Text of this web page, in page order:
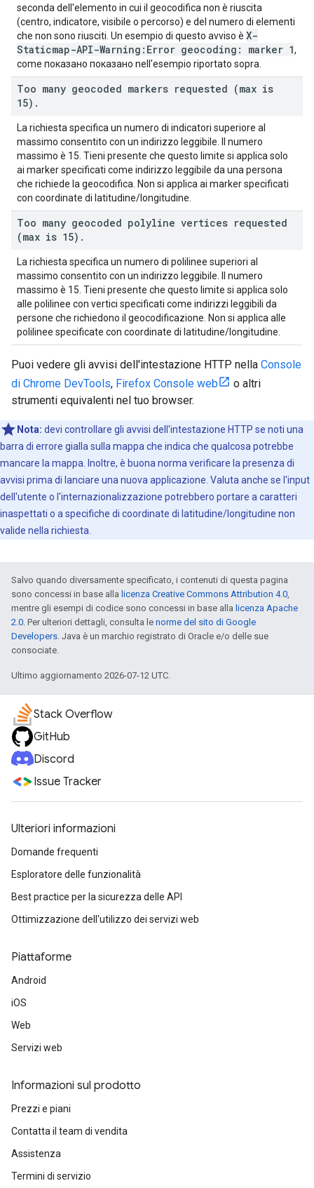
seconda dell'elemento in cui il geocodifica non è riuscita
(centro, indicatore, visibile o percorso) e del numero di elementi
che non sono riusciti. Un esempio di questo avviso è X-
Staticmap-API-Warning:Error geocoding: marker 1,
come показано показано nell'esempio riportato sopra.
Too many geocoded markers requested (max is
15) .
La richiesta specifica un numero di indicatori superiore al
massimo consentito con un indirizzo leggibile. Il numero
massimo è 15. Tieni presente che questo limite si applica solo
ai marker specificati come indirizzo leggibile da una persona
che richiede la geocodifica. Non si applica ai marker specificati
con coordinate di latitudine/longitudine.
Too many geocoded polyline vertices requested
(max is 15) .
La richiesta specifica un numero di polilinee superiori al
massimo consentito con un indirizzo leggibile. Il numero
massimo è 15. Tieni presente che questo limite si applica solo
alle polilinee con vertici specificati come indirizzi leggibili da
persone che richiedono il geocodificazione. Non si applica alle
polilinee specificate con coordinate di latitudine/longitudine.
Puoi vedere gli avvisi dell'intestazione HTTP nella Console
di Chrome DevTools, Firefox Console web
o altri
strumenti equivalenti nel tuo browser.
Nota: devi controllare gli avvisi dell'intestazione HTTP se noti una
barra di errore gialla sulla mappa che indica che qualcosa potrebbe
mancare la mappa. Inoltre, è buona norma verificare la presenza di
avvisi prima di lanciare una nuova applicazione. Valuta anche se l'input
dell'utente o l'internazionalizzazione potrebbero portare a caratteri
inaspettati o a specifiche di coordinate di latitudine/longitudine non
valide nella richiesta.
Salvo quando diversamente specificato, i contenuti di questa pagina
sono concessi in base alla licenza Creative Commons Attribution 4.0,
mentre gli esempi di codice sono concessi in base alla licenza Apache
2.0. Per ulteriori dettagli, consulta le norme del sito di Google
Developers. Java è un marchio registrato di Oracle e/o delle sue
consociate.
Ultimo aggiornamento 2026-07-12 UTC.
Stack Overflow
GitHub
Discord
Issue Tracker
Ulteriori informazioni
Domande frequenti
Esploratore delle funzionalità
Best practice per la sicurezza delle API
Ottimizzazione dell'utilizzo dei servizi web
Piattaforme
Android
iOS
Web
Servizi web
Informazioni sul prodotto
Prezzi e piani
Contatta il team di vendita
Assistenza
Termini di servizio